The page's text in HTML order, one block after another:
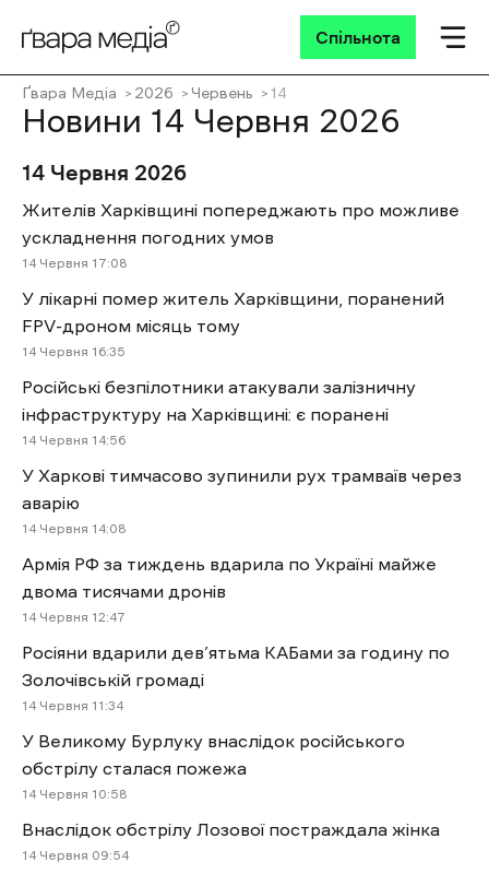
Спільнота
Ґвара Медіа 2026 Червень 14
Новини 14 Червня 2026
14 Червня 2026
Жителів Харківщині попереджають про можливе
ускладнення погодних умов
14 Червня 17:08
У лікарні помер житель Харківщини, поранений
FPV-дроном місяць тому
14 Червня 16:35
Російські безпілотники атакували залізничну
інфраструктуру на Харківщині: є поранені
14 Червня 14:56
У Харкові тимчасово зупинили рух трамваїв через
аварію
14 Червня 14:08
Армія РФ за тиждень вдарила по Україні майже
двома тисячами дронів
14 Червня 12:47
Росіяни вдарили дев’ятьма КАБами за годину по
Золочівській громаді
14 Червня 11:34
У Великому Бурлуку внаслідок російського
обстрілу сталася пожежа
14 Червня 10:58
Внаслідок обстрілу Лозової постраждала жінка
14 Червня 09:54